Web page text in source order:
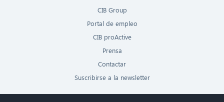
CIB Group
Portal de empleo
CIB proActive
Prensa
Contactar
Suscribirse a la newsletter